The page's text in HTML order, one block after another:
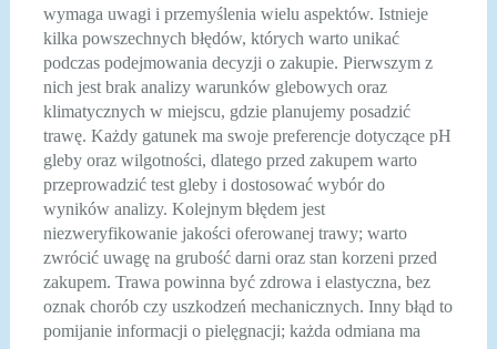
wymaga uwagi i przemyślenia wielu aspektów. Istnieje
kilka powszechnych błędów, których warto unikać
podczas podejmowania decyzji o zakupie. Pierwszym z
nich jest brak analizy warunków glebowych oraz
klimatycznych w miejscu, gdzie planujemy posadzić
trawę. Każdy gatunek ma swoje preferencje dotyczące pH
gleby oraz wilgotności, dlatego przed zakupem warto
przeprowadzić test gleby i dostosować wybór do
wyników analizy. Kolejnym błędem jest
niezweryfikowanie jakości oferowanej trawy; warto
zwrócić uwagę na grubość darni oraz stan korzeni przed
zakupem. Trawa powinna być zdrowa i elastyczna, bez
oznak chorób czy uszkodzeń mechanicznych. Inny błąd to
pomijanie informacji o pielęgnacji; każda odmiana ma